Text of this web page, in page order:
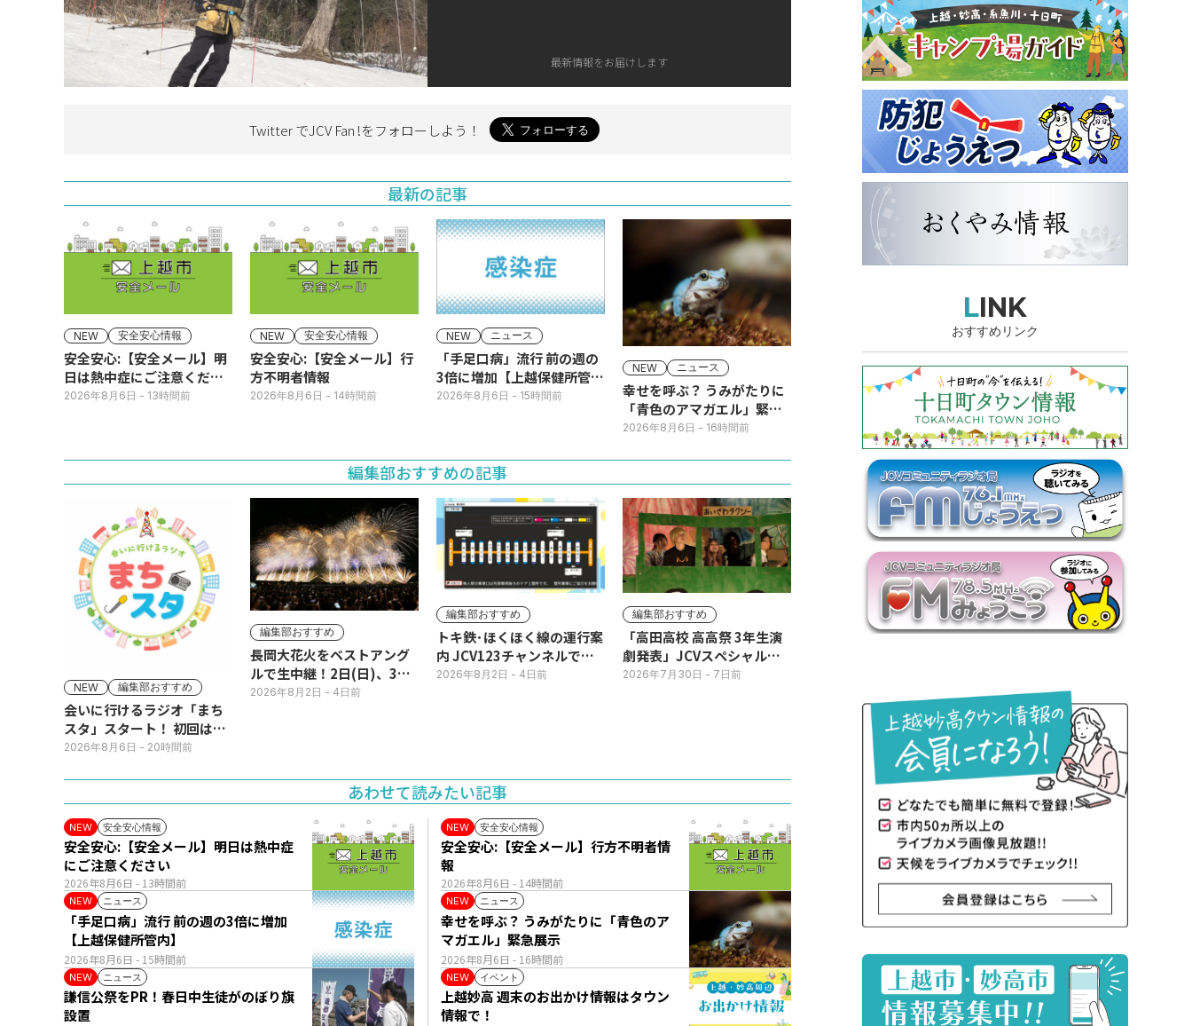
最新情報をお届けします
Twitter でJCV Fan !をフォローしよう！
最新の記事
NEW 安全安心情報
安全安心:【安全メール】明
日は熱中症にご注意くださ
い
2026年8月6日 - 13時間前
NEW 安全安心情報
安全安心:【安全メール】行
方不明者情報
2026年8月6日 - 14時間前
NEW ニュース
「手足口病」流行 前の週の
3倍に増加【上越保健所管
内】
2026年8月6日 - 15時間前
NEW ニュース
幸せを呼ぶ？ うみがたりに
「青色のアマガエル」緊急
展示
2026年8月6日 - 16時間前
編集部おすすめの記事
NEW 編集部おすすめ
会いに行けるラジオ「まち
スタ」スタート！ 初回は11
日(火･祝) 公開生放送
2026年8月6日 - 20時間前
編集部おすすめ
長岡大花火をベストアング
ルで生中継！2日(日)、3日
(月)
2026年8月2日 - 4日前
編集部おすすめ
トキ鉄･ほくほく線の運行案
内 JCV123チャンネルで平
日毎朝表示
2026年8月2日 - 4日前
編集部おすすめ
「高田高校 高高祭 3年生演
劇発表」JCVスペシャルで
放送中！
2026年7月30日 - 7日前
あわせて読みたい記事
NEW 安全安心情報
2026年8月6日 - 13時間前
安全安心:【安全メール】明日は熱中症
にご注意ください
NEW 安全安心情報
2026年8月6日 - 14時間前
安全安心:【安全メール】行方不明者情
報
NEW ニュース
2026年8月6日 - 15時間前
「手足口病」流行 前の週の3倍に増加
【上越保健所管内】
NEW ニュース
2026年8月6日 - 16時間前
幸せを呼ぶ？ うみがたりに「青色のア
マガエル」緊急展示
NEW ニュース
謙信公祭をPR！春日中生徒がのぼり旗
設置
NEW イベント
上越妙高 週末のお出かけ情報はタウン
情報で！
LINK
おすすめリンク